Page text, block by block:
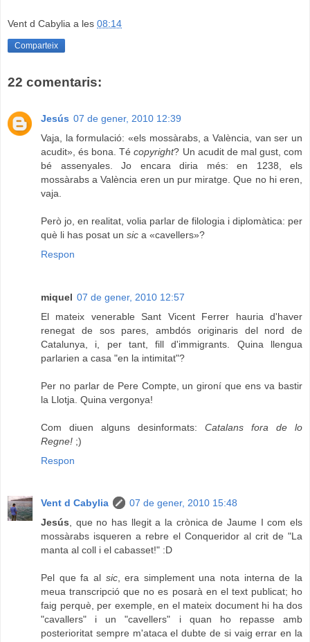
Vent d Cabylia a les 08:14
Comparteix
22 comentaris:
Jesús 07 de gener, 2010 12:39
Vaja, la formulació: «els mossàrabs, a València, van ser un
acudit», és bona. Técopyright? Un acudit de mal gust, com
bé assenyales. Jo encara diria més: en 1238, els
mossàrabs a València eren un pur miratge. Que no hi eren,
vaja.
Però jo, en realitat, volia parlar de filologia i diplomàtica: per
què li has posat un sic a «cavellers»?
Respon
miquel 07 de gener, 2010 12:57
El mateix venerable Sant Vicent Ferrer hauria d'haver
renegat de sos pares, ambdós originaris del nord de
Catalunya, i, per tant, fill d'immigrants. Quina llengua
parlarien a casa "en la intimitat"?
Per no parlar de Pere Compte, un gironí que ens va bastir
la Llotja. Quina vergonya!
Com diuen alguns desinformats: Catalans fora de lo
Regne! ;)
Respon
Vent d Cabylia
07 de gener, 2010 15:48
Jesús, que no has llegit a la crònica de Jaume I com els
mossàrabs isqueren a rebre el Conqueridor al crit de "La
manta al coll i el cabasset!" :D
Pel que fa al sic, era simplement una nota interna de la
meua transcripció que no es posarà en el text publicat; ho
faig perquè, per exemple, en el mateix document hi ha dos
"cavallers" i un "cavellers" i quan ho repasse amb
posterioritat sempre m'ataca el dubte de si vaig errar en la